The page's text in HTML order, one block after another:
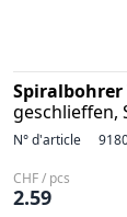
Spiralbohrer
geschlieffen,
N° d'article
CHF / pcs
2.59